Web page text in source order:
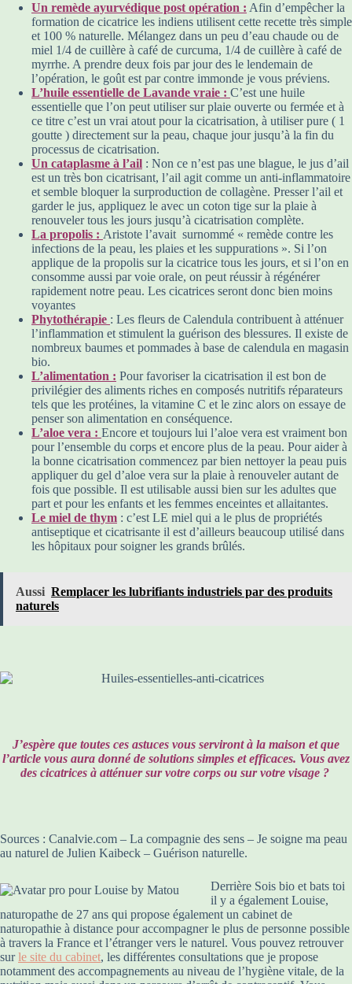
Un remède ayurvédique post opération : Afin d’empêcher la
formation de cicatrice les indiens utilisent cette recette très simple
et 100 % naturelle. Mélangez dans un peu d’eau chaude ou de
miel 1/4 de cuillère à café de curcuma, 1/4 de cuillère à café de
myrrhe. A prendre deux fois par jour des le lendemain de
l’opération, le goût est par contre immonde je vous préviens.
L’huile essentielle de Lavande vraie : C’est une huile
essentielle que l’on peut utiliser sur plaie ouverte ou fermée et à
ce titre c’est un vrai atout pour la cicatrisation, à utiliser pure ( 1
goutte ) directement sur la peau, chaque jour jusqu’à la fin du
processus de cicatrisation.
Un cataplasme à l’ail : Non ce n’est pas une blague, le jus d’ail
est un très bon cicatrisant, l’ail agit comme un anti-inflammatoire
et semble bloquer la surproduction de collagène. Presser l’ail et
garder le jus, appliquez le avec un coton tige sur la plaie à
renouveler tous les jours jusqu’à cicatrisation complète.
La propolis : Aristote l’avait surnommé « remède contre les
infections de la peau, les plaies et les suppurations ». Si l’on
applique de la propolis sur la cicatrice tous les jours, et si l’on en
consomme aussi par voie orale, on peut réussir à régénérer
rapidement notre peau. Les cicatrices seront donc bien moins
voyantes
Phytothérapie : Les fleurs de Calendula contribuent à atténuer
l’inflammation et stimulent la guérison des blessures. Il existe de
nombreux baumes et pommades à base de calendula en magasin
bio.
L’alimentation : Pour favoriser la cicatrisation il est bon de
privilégier des aliments riches en composés nutritifs réparateurs
tels que les protéines, la vitamine C et le zinc alors on essaye de
penser son alimentation en conséquence.
L’aloe vera : Encore et toujours lui l’aloe vera est vraiment bon
pour l’ensemble du corps et encore plus de la peau. Pour aider à
la bonne cicatrisation commencez par bien nettoyer la peau puis
appliquer du gel d’aloe vera sur la plaie à renouveler autant de
fois que possible. Il est utilisable aussi bien sur les adultes que
part et pour les enfants et les femmes enceintes et allaitantes.
Le miel de thym : c’est LE miel qui a le plus de propriétés
antiseptique et cicatrisante il est d’ailleurs beaucoup utilisé dans
les hôpitaux pour soigner les grands brûlés.
Aussi Remplacer les lubrifiants industriels par des produits
naturels
J’espère que toutes ces astuces vous serviront à la maison et que
l’article vous aura donné de solutions simples et efficaces. Vous avez
des cicatrices à atténuer sur votre corps ou sur votre visage ?
Sources : Canalvie.com – La compagnie des sens – Je soigne ma peau
au naturel de Julien Kaibeck – Guérison naturelle.
Derrière Sois bio et bats toi
il y a également Louise,
naturopathe de 27 ans qui propose également un cabinet de
naturopathie à distance pour accompagner le plus de personne possible
à travers la France et l’étranger vers le naturel. Vous pouvez retrouver
surle site du cabinet, les différentes consultations que je propose
notamment des accompagnements au niveau de l’hygiène vitale, de la